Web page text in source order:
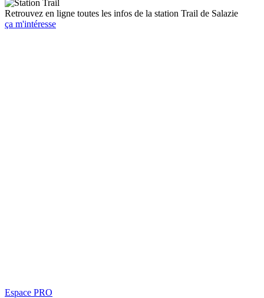
Retrouvez en ligne toutes les infos de la station Trail de Salazie
ça m'intéresse
Espace PRO